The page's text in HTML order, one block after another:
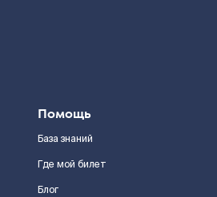
Помощь
База знаний
Где мой билет
Блог